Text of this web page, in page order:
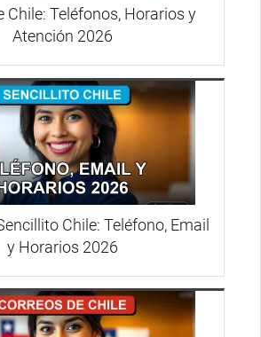
Chile: Teléfonos, Horarios y
Atención 2026
Chile: Teléfono, Email
y Horarios 2026